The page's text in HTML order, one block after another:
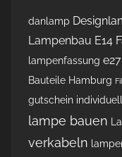
danlamp
Lampenbau E14
lampenfassung
Bauteile Hamburg
gutschein
lampe bauen
verkabeln